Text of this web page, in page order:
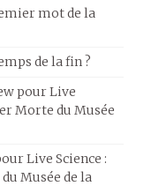
mot de la
de la fin ?
pour Live
Morte du Musée
Live Science :
Musée de la